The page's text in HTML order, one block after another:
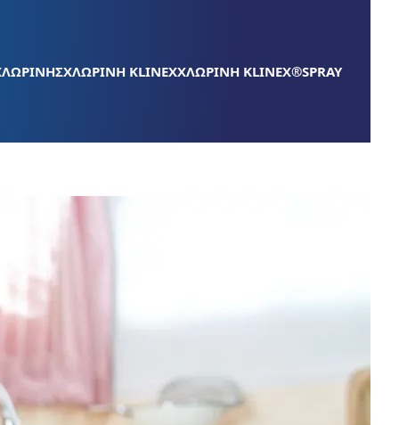
ΧΛΩΡΙΝΗ KLINEXΧΛΩΡΙΝΗ KLINEX®SPRAY